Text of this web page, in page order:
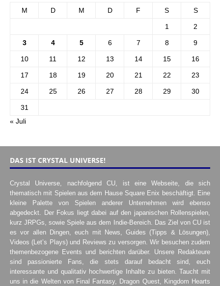
M D M D F S S
1 2
3 4 5 6 7 8 9
10 11 12 13 14 15 16
17 18 19 20 21 22 23
24 25 26 27 28 29 30
31
« Juli
DAS IST CRYSTAL UNIVERSE!
Crystal Universe, nachfolgend CU, ist eine Webseite, die sich
thematisch mit Spielen aus dem Hause Square Enix beschäftigt. Eine
kleine Palette von Spielen anderer Unternehmen wird ebenso
abgedeckt. Der Fokus liegt dabei auf den japanischen Rollenspielen,
kurz JRPGs, sowie Spiele aus dem Indie-Bereich. Das Ziel von CU ist
es vor allen Dingen, euch mit News, Guides (Tipps & Lösungen),
Videos (Let’s Plays) und Reviews zu versorgen. Wir besuchen zudem
themenbezogene Events und berichten darüber. Unsere Redakteure
sind passionierte Fans, die stets darauf bedacht sind, euch
interessante und qualitativ hochwertige Inhalte zu bieten. Taucht mit
uns in die Welten von Final Fantasy, Dragon Quest, Kingdom Hearts